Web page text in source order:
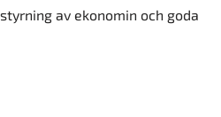
av ekonomin och goda